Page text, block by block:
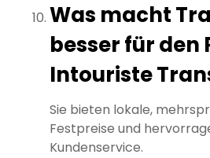
Was macht
besser für den
Intouriste
Sie bieten lokale,
Festpreise und
Kundenservice.